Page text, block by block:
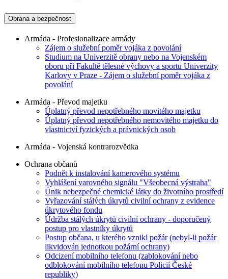
Obrana a bezpečnost
Armáda - Profesionalizace armády
Zájem o služební poměr vojáka z povolání
Studium na Univerzitě obrany nebo na Vojenském
oboru při Fakultě tělesné výchovy a sportu Univerzity
Karlovy v Praze - Zájem o služební poměr vojáka z
povolání
Armáda - Převod majetku
Úplatný převod nepotřebného movitého majetku
Úplatný převod nepotřebného nemovitého majetku do
vlastnictví fyzických a právnických osob
Armáda - Vojenská kontrarozvědka
Ochrana občanů
Podnět k instalování kamerového systému
Vyhlášení varovného signálu "Všeobecná výstraha"
Únik nebezpečné chemické látky do životního prostředí
Vyřazování stálých úkrytů civilní ochrany z evidence
úkrytového fondu
Údržba stálých úkrytů civilní ochrany - doporučený
postup pro vlastníky úkrytů
Postup občana, u kterého vznikl požár (nebyl-li požár
likvidován jednotkou požární ochrany)
Odcizení mobilního telefonu (zablokování nebo
odblokování mobilního telefonu Policií České
republiky)